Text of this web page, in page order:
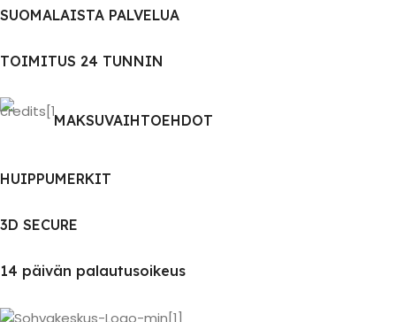
SUOMALAISTA PALVELUA
TOIMITUS 24 TUNNIN
MAKSUVAIHTOEHDOT
HUIPPUMERKIT
3D SECURE
14 päivän palautusoikeus